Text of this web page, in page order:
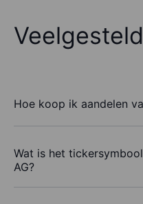
Hoe koop ik aandelen
Wat is het
AG?